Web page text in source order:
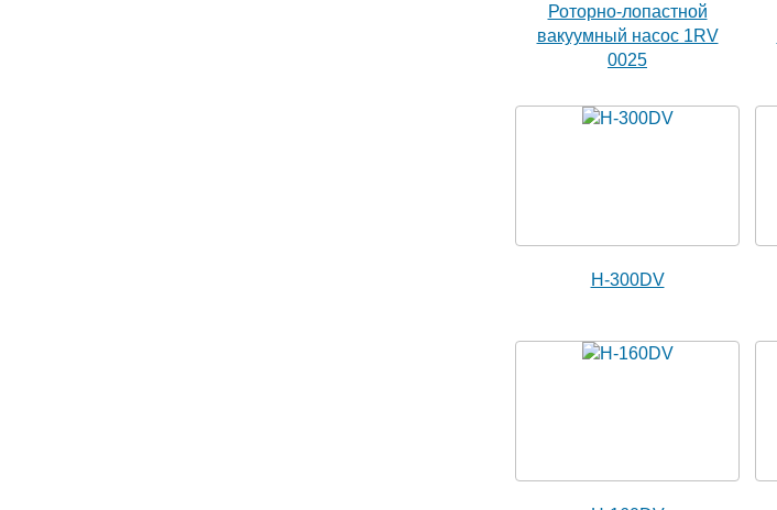
Роторно-лопастной
вакуумный насос 1RV
0025
H-300DV